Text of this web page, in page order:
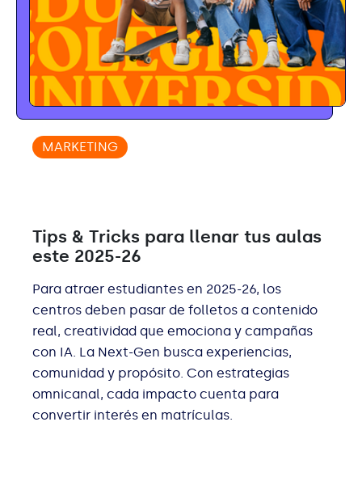
MARKETING
Tips & Tricks para llenar tus aulas
este 2025-26
Para atraer estudiantes en 2025-26, los
centros deben pasar de folletos a contenido
real, creatividad que emociona y campañas
con IA. La Next-Gen busca experiencias,
comunidad y propósito. Con estrategias
omnicanal, cada impacto cuenta para
convertir interés en matrículas.